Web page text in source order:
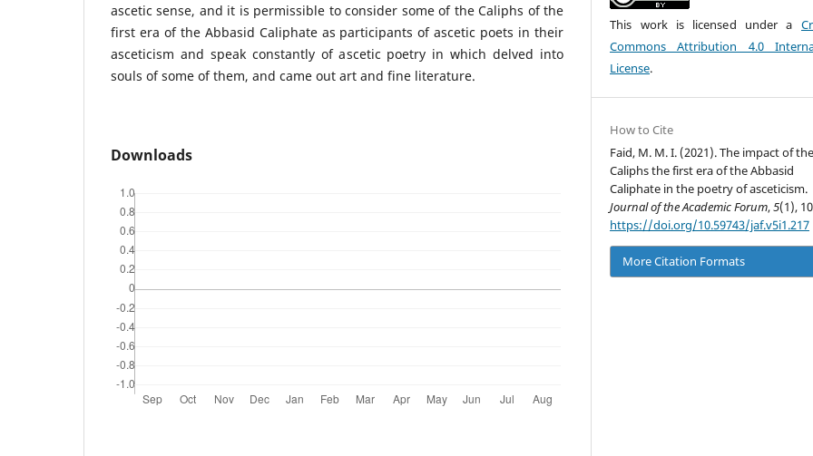
ascetic sense, and it is permissible to consider some of the Caliphs of the
first era of the Abbasid Caliphate as participants of ascetic poets in their
asceticism and speak constantly of ascetic poetry in which delved into
souls of some of them, and came out art and fine literature.
Downloads
This work is licensed under a
Commons Attribution 4.0
License.
How to Cite
Faid, M. M. I. (2021). The impact of the
Caliphs the first era of the Abbasid
Caliphate in the poetry of asceticism.
Journal of the Academic Forum,5(1),
https://doi.org/10.59743/jaf.v5i1.217
More Citation Formats